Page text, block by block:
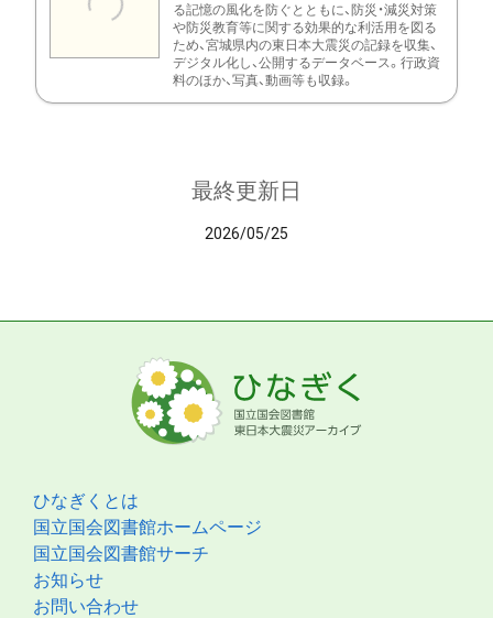
る記憶の風化を防ぐとともに、防災・減災対策
や防災教育等に関する効果的な利活用を図る
ため、宮城県内の東日本大震災の記録を収集、
デジタル化し、公開するデータベース。行政資
料のほか、写真、動画等も収録。
最終更新日
2026/05/25
ひなぎくとは
国立国会図書館ホームページ
国立国会図書館サーチ
お知らせ
お問い合わせ